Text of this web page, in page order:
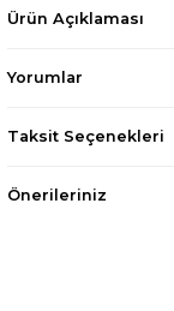
Ürün Açıklaması
Yorumlar
Taksit Seçenekleri
Önerileriniz